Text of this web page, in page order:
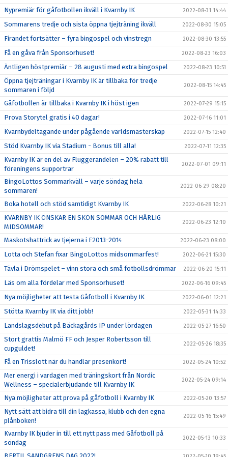
Nypremiär för gåfotbollen ikväll i Kvarnby IK 2022-08-31 14:44
Sommarens tredje och sista öppna tjejträning ikväll 2022-08-30 15:05
Firandet fortsätter – fyra bingospel och vinstregn 2022-08-30 13:55
Få en gåva från Sponsorhuset! 2022-08-23 16:03
Äntligen höstpremiär – 28 augusti med extra bingospel 2022-08-23 10:51
Öppna tjejträningar i Kvarnby IK är tillbaka för tredje
sommaren i följd
2022-08-15 14:45
Gåfotbollen är tillbaka i Kvarnby IK i höst igen 2022-07-29 15:15
Prova Storytel gratis i 40 dagar! 2022-07-16 11:01
Kvarnbydeltagande under pågående världsmästerskap 2022-07-15 12:40
Stöd Kvarnby IK via Stadium - Bonus till alla! 2022-07-11 12:35
Kvarnby IK är en del av Flüggerandelen – 20% rabatt till
föreningens supportrar
2022-07-01 09:11
BingoLottos Sommarkväll – varje söndag hela
sommaren!
2022-06-29 08:20
Boka hotell och stöd samtidigt Kvarnby IK 2022-06-28 10:21
KVARNBY IK ÖNSKAR EN SKÖN SOMMAR OCH HÄRLIG
MIDSOMMAR!
2022-06-23 12:10
Maskotshattrick av tjejerna i F2013-2014 2022-06-23 08:00
Lotta och Stefan fixar BingoLottos midsommarfest! 2022-06-21 15:30
Tävla i Drömspelet – vinn stora och små fotbollsdrömmar 2022-06-20 15:11
Läs om alla fördelar med Sponsorhuset! 2022-06-16 09:45
Nya möjligheter att testa Gåfotboll i Kvarnby IK 2022-06-01 12:21
Stötta Kvarnby IK via ditt jobb! 2022-05-31 14:33
Landslagsdebut på Bäckagårds IP under lördagen 2022-05-27 16:50
Stort grattis Malmö FF och Jesper Robertsson till
cupguldet!
2022-05-26 18:35
Få en Trisslott när du handlar presenkort! 2022-05-24 10:52
Mer energi i vardagen med träningskort från Nordic
Wellness – specialerbjudande till Kvarnby IK
2022-05-24 09:14
Nya möjligheter att prova på gåfotboll i Kvarnby IK 2022-05-20 13:57
Nytt sätt att bidra till din lagkassa, klubb och den egna
plånboken!
2022-05-16 15:49
Kvarnby IK bjuder in till ett nytt pass med Gåfotboll på
söndag
2022-05-13 10:33
BERTIL SANDGRENS DAG 2022!